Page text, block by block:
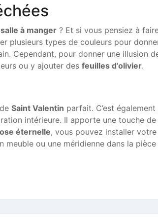
salle à manger ? Et si vous pensiez à
plusieurs types de couleurs pour
Cependant, pour donner une illusion
ou y ajouter des feuilles d’olivier.
Saint Valentin parfait. C’est également
intérieure. Il apporte une touche de
éternelle, vous pouvez installer votre
meuble ou une méridienne dans la pièce